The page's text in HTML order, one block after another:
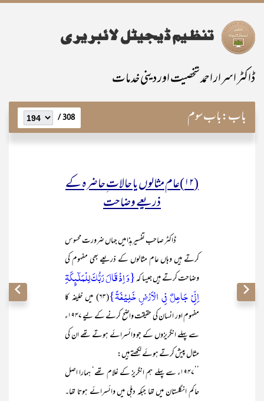
ڈاکٹر اسرار احمد شخصیت اور دینی خدمات
باب:باب سوم 308 /
(۱۲)عام مثالوں یا حالات ِحاضرہ کے
ذریعے وضاحت
ڈاکٹر صاحب تفسیر ہذا میں جہاں ضرورت محسوس
کرتے ہیں وہاں عام مثالوں کے ذریعے بھی مفہوم کی
وضاحت کرتے ہیں جیسا کہ{وَ اِذْ قَالَ رَبُّکَ لِلْمَلٰٓئِکَۃِ
اِنِّیْ جَاعِلٌ فِی الْاَرْضِ خَلِیْفَۃً}
(۶۳) میں خلیفہ کا
مفہوم اور انسان کی حقیقت واضح کرنے کے لیے ۱۹۴۷ء
سے پہلے انگریزوں کے جو وائسرائے ہوتے تھے ان کی
مثال پیش کرتے ہوئے لکھتے ہیں:
’’۱۹۴۷ء سے پہلے ہم انگریز کے غلام تھے‘ ہمارا اصل
حاکم انگلستان میں تھا جبکہ دہلی میں وائسرائے ہوتا تھا۔